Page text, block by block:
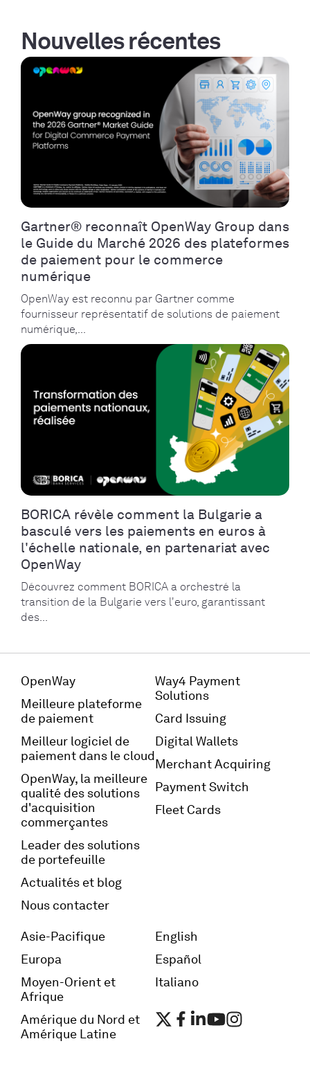
Nouvelles récentes
Gartner® reconnaît OpenWay Group dans
le Guide du Marché 2026 des plateformes
de paiement pour le commerce
numérique
OpenWay est reconnu par Gartner comme
fournisseur représentatif de solutions de paiement
numérique,...
BORICA révèle comment la Bulgarie a
basculé vers les paiements en euros à
l'échelle nationale, en partenariat avec
OpenWay
Découvrez comment BORICA a orchestré la
transition de la Bulgarie vers l'euro, garantissant
des...
OpenWay
Meilleure plateforme
de paiement
Meilleur logiciel de
paiement dans le cloud
OpenWay, la meilleure
qualité des solutions
d'acquisition
commerçantes
Leader des solutions
de portefeuille
Actualités et blog
Nous contacter
Way4 Payment
Solutions
Card Issuing
Digital Wallets
Merchant Acquiring
Payment Switch
Fleet Cards
Asie-Pacifique
Europa
Moyen-Orient et
Afrique
Amérique du Nord et
Amérique Latine
English
Español
Italiano